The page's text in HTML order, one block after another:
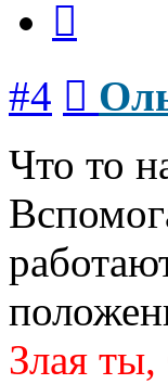
#4
Что то
Злая